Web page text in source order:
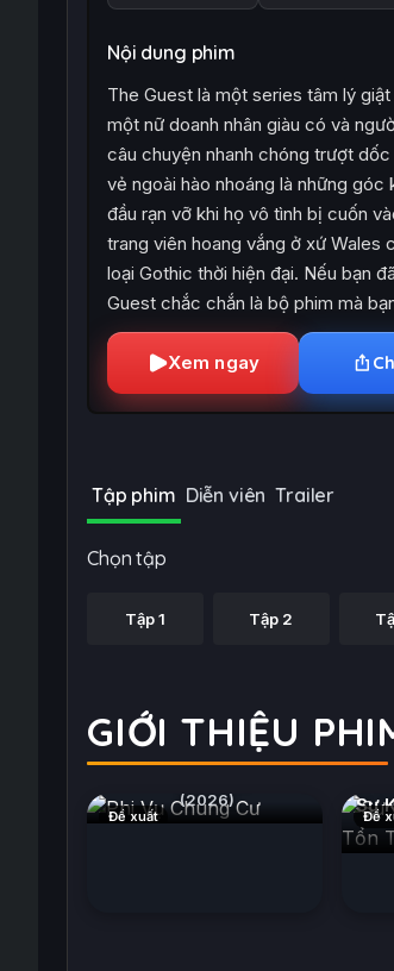
Nội dung phim
The Guest là một series tâm lý
một nữ doanh nhân giàu có và
câu chuyện nhanh chóng trượt
vẻ ngoài hào nhoáng là những
đầu rạn vỡ khi họ vô tình bị cuốn
trang viên hoang vắng ở xứ Wales
loại Gothic thời hiện đại. Nếu bạn
Guest chắc chắn là bộ phim mà
Xem ngay
Tập phim Diễn viên Trailer
Chọn tập
Tập 1 Tập 2
GIỚI THIỆU
Đề xuất
(2026)
Đề
Sự